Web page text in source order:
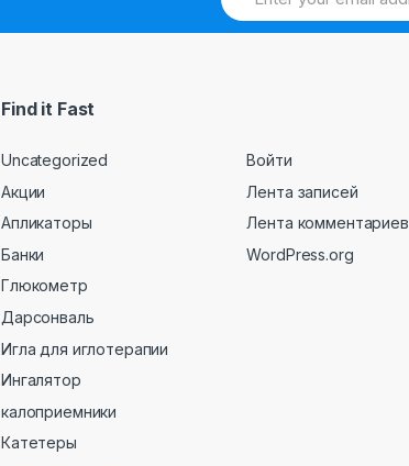
Find it Fast
Uncategorized
Акции
Апликаторы
Банки
Глюкометр
Дарсонваль
Игла для иглотерапии
Ингалятор
калоприемники
Катетеры
Войти
Лента записей
Лента комментариев
WordPress.org